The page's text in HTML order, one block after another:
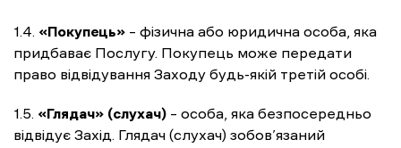
1.4. «Покупець» – фізична або юридична особа, яка
придбаває Послугу. Покупець може передати
право відвідування Заходу будь-якій третій особі.
1.5. «Глядач» (слухач) – особа, яка безпосередньо
відвідує Захід. Глядач (слухач) зобов’язаний